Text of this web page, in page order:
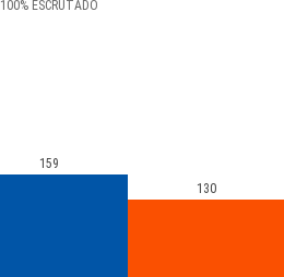
100%ESCRUTADO
159
130